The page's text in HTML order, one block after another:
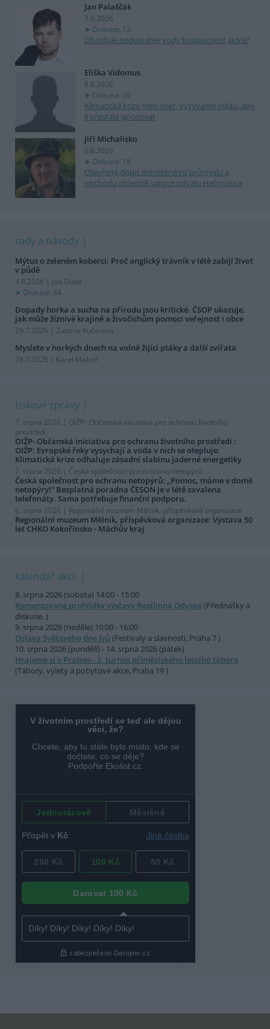
Jan Palaščák
7.8.2026
Diskuse: 13
Ohrožuje nedostatek vody budoucnost jádra?
Eliška Vidomus
6.8.2026
Diskuse: 36
Klimatická krize není over. Vyzýváme vládu, aby
ji přestala ignorovat
Jiří Michalisko
6.8.2026
Diskuse: 18
Otevřený dopis ministerstvu průmyslu a
obchodu ohledně sanace odvalu Heřmanice
rady a návody
Mýtus o zeleném koberci: Proč anglický trávník v létě zabíjí život
v půdě
4.8.2026 | Jan Skala
Diskuse: 34
Dopady horka a sucha na přírodu jsou kritické. ČSOP ukazuje,
jak může žíznivé krajině a živočichům pomoci veřejnost i obce
29.7.2026 | Zuzana Kučerová
Myslete v horkých dnech na volně žijící ptáky a další zvířata
28.7.2026 | Karel Makoň
tiskové zprávy
7. srpna 2026 | OIŽP- Občanská iniciativa pro ochranu životního
prostředí
OIŽP- Občanská iniciativa pro ochranu životního prostředí :
OIŽP: Evropské řeky vysychají a voda v nich se otepluje:
Klimatická krize odhaluje zásadní slabinu jaderné energetiky
7. srpna 2026 | Česká společnost pro ochranu netopýrů
Česká společnost pro ochranu netopýrů: „Pomoc, máme v domě
netopýry!“ Bezplatná poradna ČESON je v létě zavalena
telefonáty. Sama potřebuje finanční podporu.
6. srpna 2026 | Regionální muzeum Mělník, příspěvková organizace
Regionální muzeum Mělník, příspěvková organizace: Výstava 50
let CHKO Kokořínsko - Máchův kraj
kalendář akcí
8. srpna 2026 (sobota) 14:00 - 15:00
Komentované prohlídky výstavy Rostlinná Odysea (Přednášky a
diskuse, )
9. srpna 2026 (neděle) 10:00 - 16:00
Oslava Světového dne lvů (Festivaly a slavnosti, Praha 7 )
10. srpna 2026 (pondělí) - 14. srpna 2026 (pátek)
Hrajeme si v Pralese - 2. turnus příměstského letního tábora
(Tábory, výlety a pobytové akce, Praha 19 )